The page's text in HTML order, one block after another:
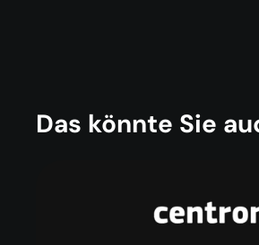
Das könnte Sie